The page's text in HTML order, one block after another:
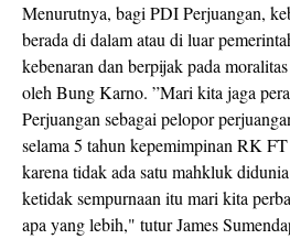
Menurutnya, bagi PDI Perjuangan,
berada di dalam atau di luar
kebenaran dan berpijak pada
oleh Bung Karno. ”Mari kita jaga
Perjuangan sebagai pelopor
selama 5 tahun kepemimpinan RK
karena tidak ada satu mahkluk
ketidak sempurnaan itu mari kita
apa yang lebih," tutur James